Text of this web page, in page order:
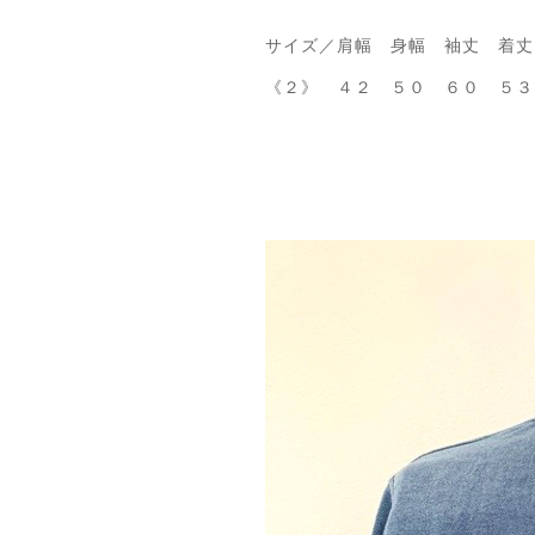
サイズ／肩幅 身幅 袖丈 着丈
《２》 ４２ ５０ ６０ ５